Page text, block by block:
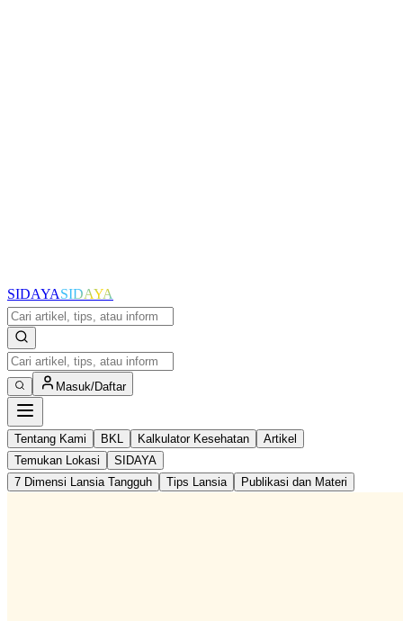
SIDAYASIDAYA
Masuk/Daftar
Tentang Kami BKL Kalkulator Kesehatan
Artikel
Temukan Lokasi
SIDAYA
7 Dimensi Lansia Tangguh
Tips Lansia Publikasi dan Materi